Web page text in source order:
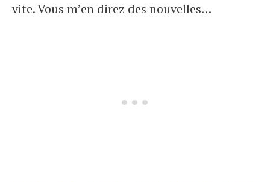
vite. Vous m’en direz des nouvelles…